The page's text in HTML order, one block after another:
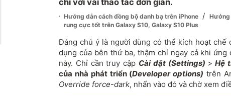
chỉ với vài thao tác đơn giản.
Hướng dẫn cách đồng bộ danh bạ trên iPhone /
Hướng
rung cực tốt trên Galaxy S10, Galaxy S10 Plus
Đáng chú ý là người dùng có thể kích hoạt chế
dụng của bên thứ ba, thậm chí ngay cả khi
này. Chỉ cần truy cập Cài đặt (Settings) > Hệ
của nhà phát triển (Developer options) trên
Override force-dark, nhấn vào đó và chờ xem